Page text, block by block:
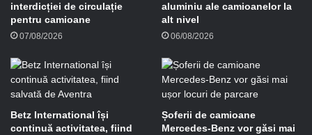
interdicției de circulație
pentru camioane
07/08/2026
aluminiu ale camioanelor la
alt nivel
06/08/2026
Betz International își
continuă activitatea, fiind
Șoferii de camioane
Mercedes-Benz vor găsi mai